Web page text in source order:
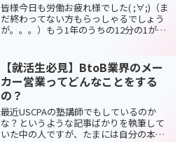
皆様今日も労働お疲れ様でした( ;∀;)（ま
だ終わってない方もらっしゃるでしょう
が。。。）もう1年のうちの12分の1が終
なる、2月になるということはバレンタイ
ンデーが...
【就活生必見】BtoB業界のメー
カー営業ってどんなことをする
の？
最近USCPAの塾講師でもしているのか
な？というような記事ばかりを執筆して
いた中の人ですが、たまには自分の本業